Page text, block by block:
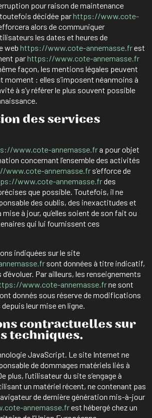
pour raison de maintenance
décidée parhttps://www.cote-
alors de communiquer
les dates et heures de
web https://www.cote-annemasse.frest
parhttps://www.cote-annemasse.fr
façon, les mentions légales peuvent
: elles s’imposent néanmoins à
à s’y référer le plus souvent possible
des services
www.cote-annemasse.fr a pour objet
concernant l’ensemble des activités
www.cote-annemasse.fr s’efforce de
www.cote-annemasse.frdes
que possible. Toutefois, il ne
des oublis, des inexactitudes et
à jour, qu’elles soient de son fait ou
qui lui fournissent ces
indiquées sur le site
sont données à titre indicatif,
Par ailleurs, les renseignements
www.cote-annemasse.frne sont
donnés sous réserve de modifications
leur mise en ligne.
contractuelles sur
techniques.
JavaScript. Le site Internet ne
de dommages matériels liés à
plus, l’utilisateur du site s’engage à
un matériel récent, ne contenant pas
de dernière génération mis-à-jour
annemasse.frest hébergé chez un